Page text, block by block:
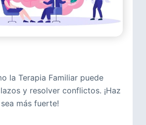
la Terapia Familiar puede
y resolver conflictos. ¡Haz
más fuerte!